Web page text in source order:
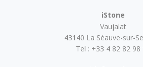
iStone
Vaujalat
43140 La Séauve-sur-
Tel : +33 4 82 82 98